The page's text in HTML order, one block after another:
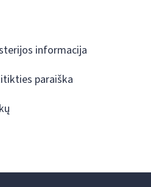
informacija
paraiška